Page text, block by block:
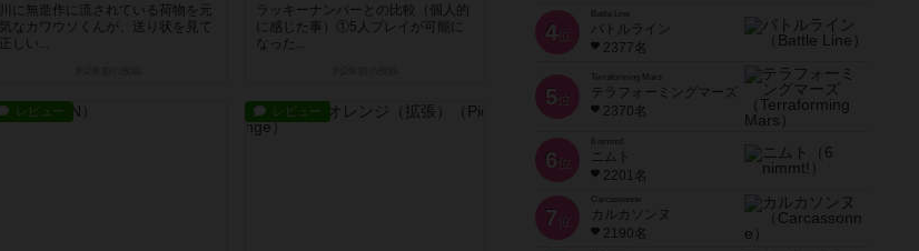
川に無造作に流されている荷物を元
気なカワウソくんが、送り状を見て
正しい...
ラッキーナンバーとの比較（個人的
に感じた事）①5人プレイが可能に
なった...
レビュー レビュー
4位
Battle Line
バトルライン
2377名
5 位
Terraforming Mars
テラフォーミングマーズ
2370名
6 位
ニムト
2201名
7 位
Carcassonne
カルカソンヌ
2190名